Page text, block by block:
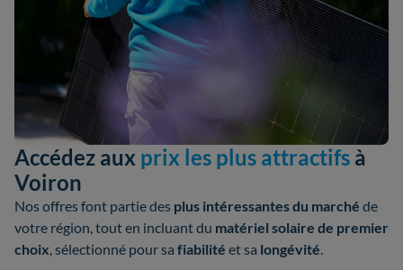
Accédez aux prix les plus attractifs à
Voiron
Nos offres font partie des plus intéressantes du marché de
votre région, tout en incluant du matériel solaire de premier
choix, sélectionné pour sa fiabilité et sa longévité.